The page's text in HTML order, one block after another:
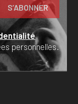
personnelles.